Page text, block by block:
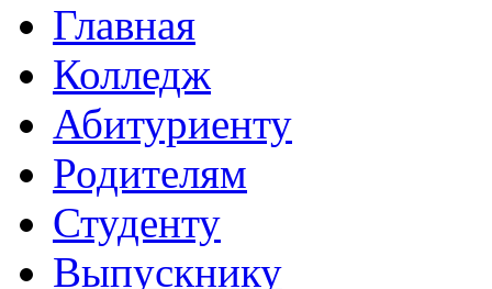
Главная
Колледж
Абитуриенту
Родителям
Студенту
Выпускнику